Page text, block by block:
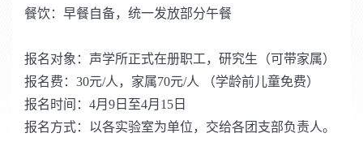
餐饮：早餐自备，统一发放部分午餐
报名对象：声学所正式在册职工，研究生（可带家属）
报名费：30元/人，家属70元/人 （学龄前儿童免费）
报名时间：4月9日至4月15日
报名方式：以各实验室为单位，交给各团支部负责人。